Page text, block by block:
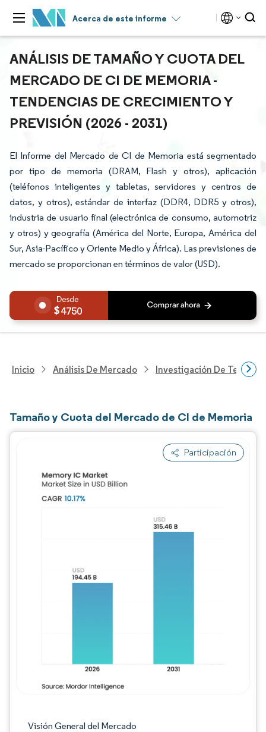
Acerca de este informe
ANÁLISIS DE TAMAÑO Y CUOTA DEL
MERCADO DE CI DE MEMORIA -
TENDENCIAS DE CRECIMIENTO Y
PREVISIÓN (2026 - 2031)
El Informe del Mercado de CI de Memoria está segmentado
por tipo de memoria (DRAM, Flash y otros), aplicación
(teléfonos inteligentes y tabletas, servidores y centros de
datos, y otros), estándar de interfaz (DDR4, DDR5 y otros),
industria de usuario final (electrónica de consumo, automotriz
y otros) y geografía (América del Norte, Europa, América del
Sur, Asia-Pacífico y Oriente Medio y África). Las previsiones de
mercado se proporcionan en términos de valor (USD).
4750
Inicio Análisis De Mercado Investigación De
Tamaño y Cuota del Mercado de CI de Memoria
Participación
Visión General del Mercado